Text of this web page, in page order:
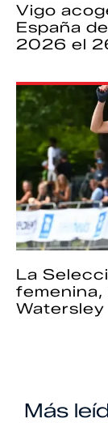
Vigo
España
2026 el
La
femenina,
Watersley
Más